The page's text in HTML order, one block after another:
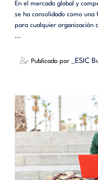
En el mercado global y
se ha consolidado como
para cualquier organización
...
Publicado por _ESIC